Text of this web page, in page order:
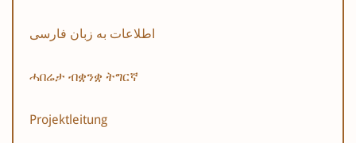
اطلاعات به زبان فارسی
ሓበሬታ ብቋንቋ ትግርኛ
Projektleitung